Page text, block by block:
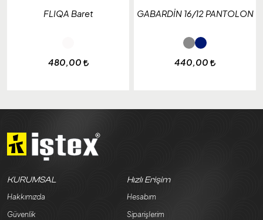
FLIQA Baret
480,00
GABARDİN 16/12 PANTOLON
440,00
KURUMSAL
Hakkımızda
Güvenlik
Hızlı Erişim
Hesabım
Siparişlerim